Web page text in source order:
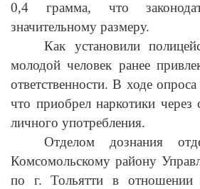
0,4 грамма, что
значительному размеру.
Как установили
молодой человек ранее
ответственности. В ходе
что приобрел наркотики через
личного употребления.
Отделом дознания
Комсомольскому району
по г. Тольятти в отношении